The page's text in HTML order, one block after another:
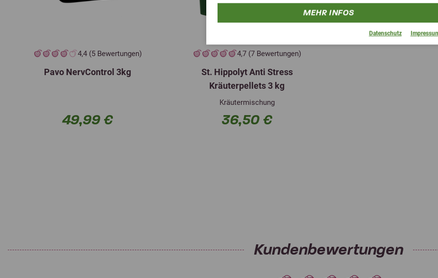
MEHR INFOS
Datenschutz
4,4 (5 Bewertungen)
Pavo NervControl 3kg
49,99 €
4,7 (7 Bewertungen)
St. Hippolyt Anti Stress
Kräuterpellets 3 kg
Kräutermischung
36,50 €
Kundenbewertungen